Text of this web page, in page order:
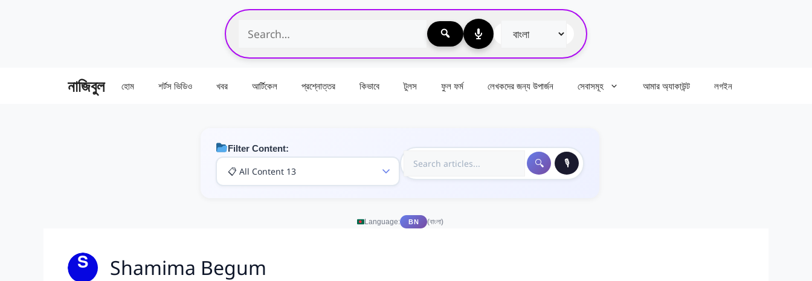
নাজিবুল হোম শর্টস ভিডিও খবর আর্টিকেল প্রশ্নোত্তর কিভাবে টুলস ফুল ফর্ম লেখকদের জন্য উপার্জন সেবাসমূহ আমার অ্যাকাউন্ট লগইন
Filter Content:
Language: BN (বাংলা)
Shamima Begum